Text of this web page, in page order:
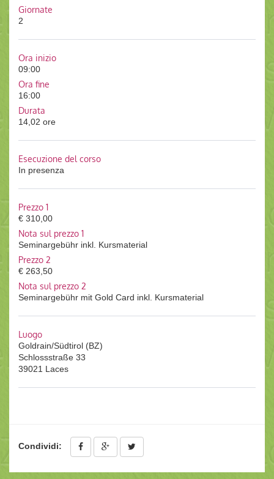
Giornate
2
Ora inizio
09:00
Ora fine
16:00
Durata
14,02 ore
Esecuzione del corso
In presenza
Prezzo 1
€ 310,00
Nota sul prezzo 1
Seminargebühr inkl. Kursmaterial
Prezzo 2
€ 263,50
Nota sul prezzo 2
Seminargebühr mit Gold Card inkl. Kursmaterial
Luogo
Goldrain/Südtirol (BZ)
Schlossstraße 33
39021 Laces
Condividi: